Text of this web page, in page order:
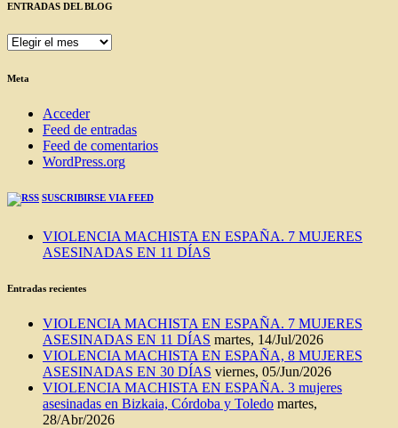
ENTRADAS DEL BLOG
ENTRADAS
BLOG
Meta
Acceder
Feed de entradas
Feed de comentarios
WordPress.org
SUSCRIBIRSE VIA FEED
VIOLENCIA MACHISTA EN ESPAÑA. 7 MUJERES
ASESINADAS EN 11 DÍAS
Entradas recientes
VIOLENCIA MACHISTA EN ESPAÑA. 7 MUJERES
ASESINADAS EN 11 DÍAS martes, 14/Jul/2026
VIOLENCIA MACHISTA EN ESPAÑA, 8 MUJERES
ASESINADAS EN 30 DÍAS viernes, 05/Jun/2026
VIOLENCIA MACHISTA EN ESPAÑA. 3 mujeres
asesinadas en Bizkaia, Córdoba y Toledo martes,
28/Abr/2026